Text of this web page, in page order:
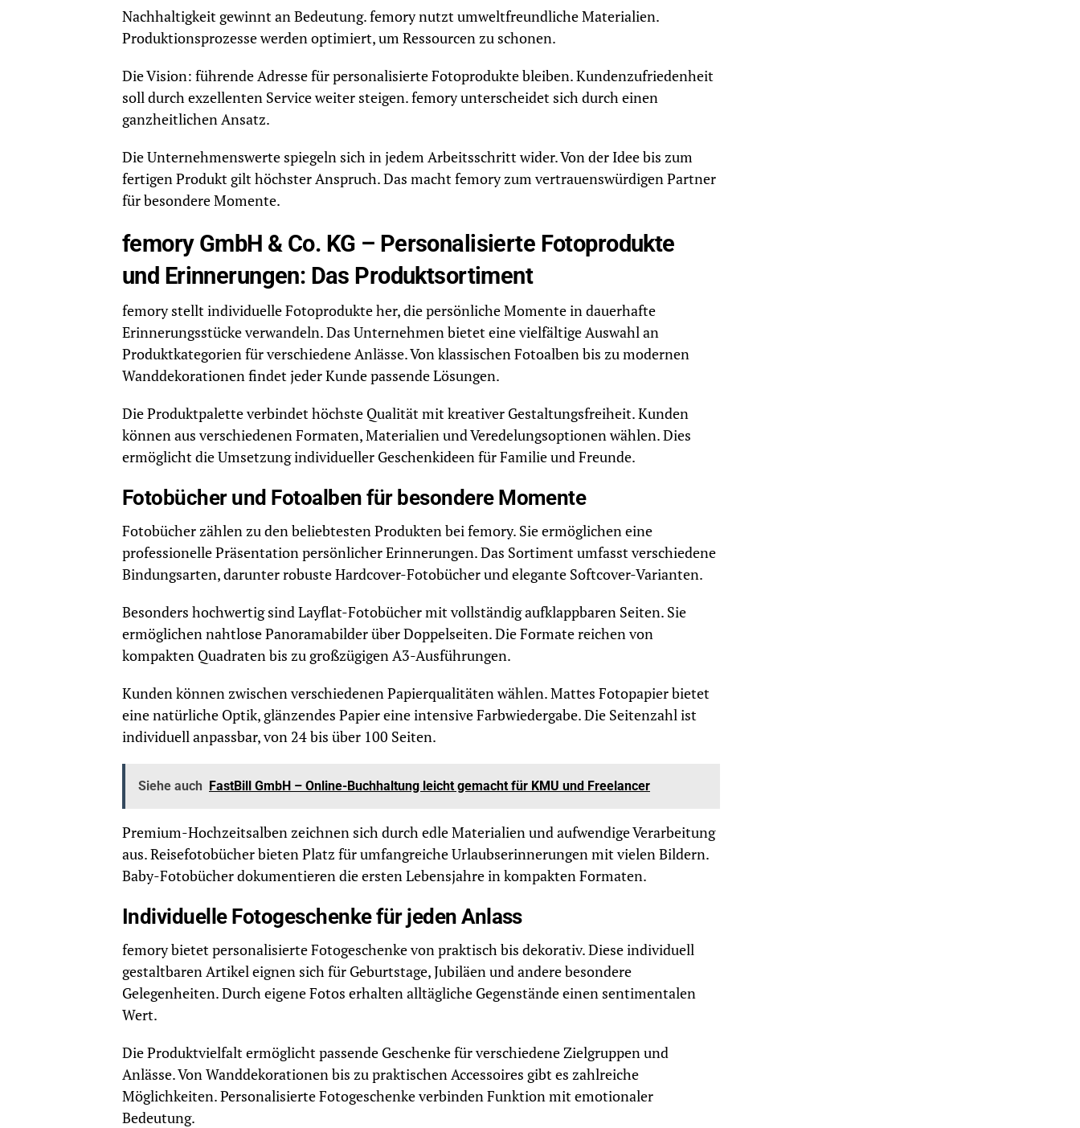
Nachhaltigkeit gewinnt an Bedeutung. femory nutzt umweltfreundliche Materialien.
Produktionsprozesse werden optimiert, um Ressourcen zu schonen.
Die Vision: führende Adresse für personalisierte Fotoprodukte bleiben. Kundenzufriedenheit
soll durch exzellenten Service weiter steigen. femory unterscheidet sich durch einen
ganzheitlichen Ansatz.
Die Unternehmenswerte spiegeln sich in jedem Arbeitsschritt wider. Von der Idee bis zum
fertigen Produkt gilt höchster Anspruch. Das macht femory zum vertrauenswürdigen Partner
für besondere Momente.
femory GmbH & Co. KG – Personalisierte Fotoprodukte
und Erinnerungen: Das Produktsortiment
femory stellt individuelle Fotoprodukte her, die persönliche Momente in dauerhafte
Erinnerungsstücke verwandeln. Das Unternehmen bietet eine vielfältige Auswahl an
Produktkategorien für verschiedene Anlässe. Von klassischen Fotoalben bis zu modernen
Wanddekorationen findet jeder Kunde passende Lösungen.
Die Produktpalette verbindet höchste Qualität mit kreativer Gestaltungsfreiheit. Kunden
können aus verschiedenen Formaten, Materialien und Veredelungsoptionen wählen. Dies
ermöglicht die Umsetzung individueller Geschenkideen für Familie und Freunde.
Fotobücher und Fotoalben für besondere Momente
Fotobücher zählen zu den beliebtesten Produkten bei femory. Sie ermöglichen eine
professionelle Präsentation persönlicher Erinnerungen. Das Sortiment umfasst verschiedene
Bindungsarten, darunter robuste Hardcover-Fotobücher und elegante Softcover-Varianten.
Besonders hochwertig sind Layflat-Fotobücher mit vollständig aufklappbaren Seiten. Sie
ermöglichen nahtlose Panoramabilder über Doppelseiten. Die Formate reichen von
kompakten Quadraten bis zu großzügigen A3-Ausführungen.
Kunden können zwischen verschiedenen Papierqualitäten wählen. Mattes Fotopapier bietet
eine natürliche Optik, glänzendes Papier eine intensive Farbwiedergabe. Die Seitenzahl ist
individuell anpassbar, von 24 bis über 100 Seiten.
Siehe auch FastBill GmbH – Online-Buchhaltung leicht gemacht für KMU und Freelancer
Premium-Hochzeitsalben zeichnen sich durch edle Materialien und aufwendige Verarbeitung
aus. Reisefotobücher bieten Platz für umfangreiche Urlaubserinnerungen mit vielen Bildern.
Baby-Fotobücher dokumentieren die ersten Lebensjahre in kompakten Formaten.
Individuelle Fotogeschenke für jeden Anlass
femory bietet personalisierte Fotogeschenke von praktisch bis dekorativ. Diese individuell
gestaltbaren Artikel eignen sich für Geburtstage, Jubiläen und andere besondere
Gelegenheiten. Durch eigene Fotos erhalten alltägliche Gegenstände einen sentimentalen
Wert.
Die Produktvielfalt ermöglicht passende Geschenke für verschiedene Zielgruppen und
Anlässe. Von Wanddekorationen bis zu praktischen Accessoires gibt es zahlreiche
Möglichkeiten. Personalisierte Fotogeschenke verbinden Funktion mit emotionaler
Bedeutung.